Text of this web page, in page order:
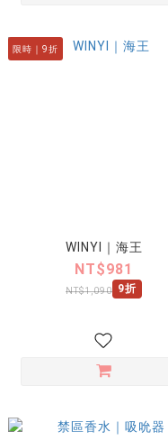
限時｜9折
WINYI｜海王
NT$981
NT$1,090 9折